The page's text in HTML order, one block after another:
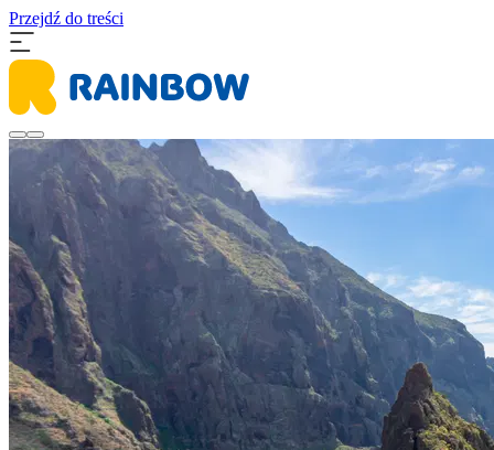
Przejdź do treści